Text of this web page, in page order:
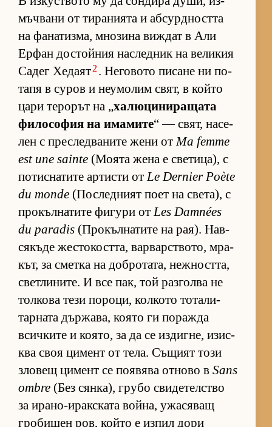
мъч­вани от ти­ра­ни­ята и аб­сур­д­ността
на фа­на­тиз­ма, мно­зина виж­дат в Али
Ер­фан дос­той­ния нас­лед­ник на ве­ли­кия
Са­дег Хе­даят2 . Не­го­вото пи­сане ни по­
тапя в су­ров и не­у­мо­лим свят, в който
цари те­ро­рът на „ха­лю­ци­ни­ра­щата
фи­ло­со­фия на има­мите“ — свят, на­се­
лен с прес­лед­ва­ните жени отMa femme
est une sainte (Мо­ята жена е све­ти­ца), с
по­тис­на­тите ар­тисти отLe Dernier Poète
du monde (Пос­лед­ният поет на све­та), с
про­къл­на­тите фи­гури отLes Damnées
du paradis (Про­къл­на­тите на ра­я). Нав­
ся­къде жес­то­кост­та, вар­вар­с­т­во­то, мра­
кът, за сметка на доб­ро­та­та, неж­ност­та,
свет­ли­ни­те. И все пак, той раз­голва не
тол­кова тези по­ро­ци, кол­кото то­та­ли­
тар­ната дър­жа­ва, ко­ято ги по­ражда
всич­ките и ко­я­то, за да се из­диг­не, изис­
ква своя ци­мент от те­ла. Съ­щият този
зло­вещ ци­мент се по­я­вява от­ново в Sans
ombre (Без сян­ка), грубо сви­де­тел­с­тво
за ира­но-и­рак­с­ката вой­на, ужа­ся­ващ
гро­би­щен ров, който е из­пил дори